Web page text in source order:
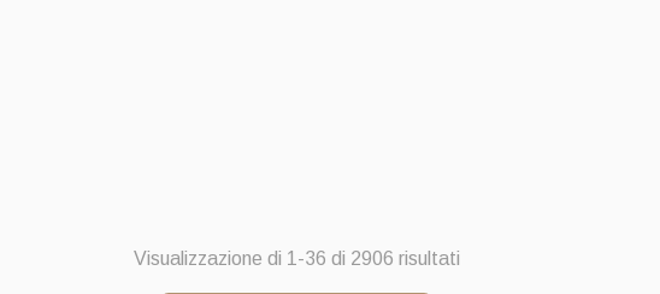
Visualizzazione di 1-36 di 2906 risultatiPopolarità